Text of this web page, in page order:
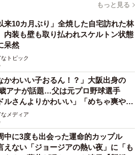
もっと見る
来10カ月ぶり」全焼した自宅訪れた林
装も壁も取り払われスケルトン状態
呆然
なトピック
かわいい子おるん！？」大阪出身の
アナが話題…父は元プロ野球選手
ルさんよりかわいい」「めちゃ爽や
なメディア
中に3度も出会った運命的カップル
えない「ジョージアの熱い夜」に「も